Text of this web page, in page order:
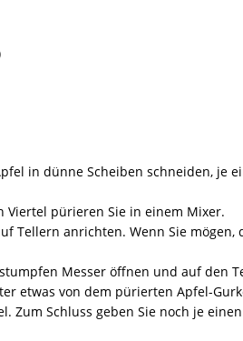
in dünne Scheiben schneiden, je
Viertel pürieren Sie in einem Mixer.
Tellern anrichten. Wenn Sie mögen,
Messer öffnen und auf den
etwas von dem pürierten Apfel-
Zum Schluss geben Sie noch je